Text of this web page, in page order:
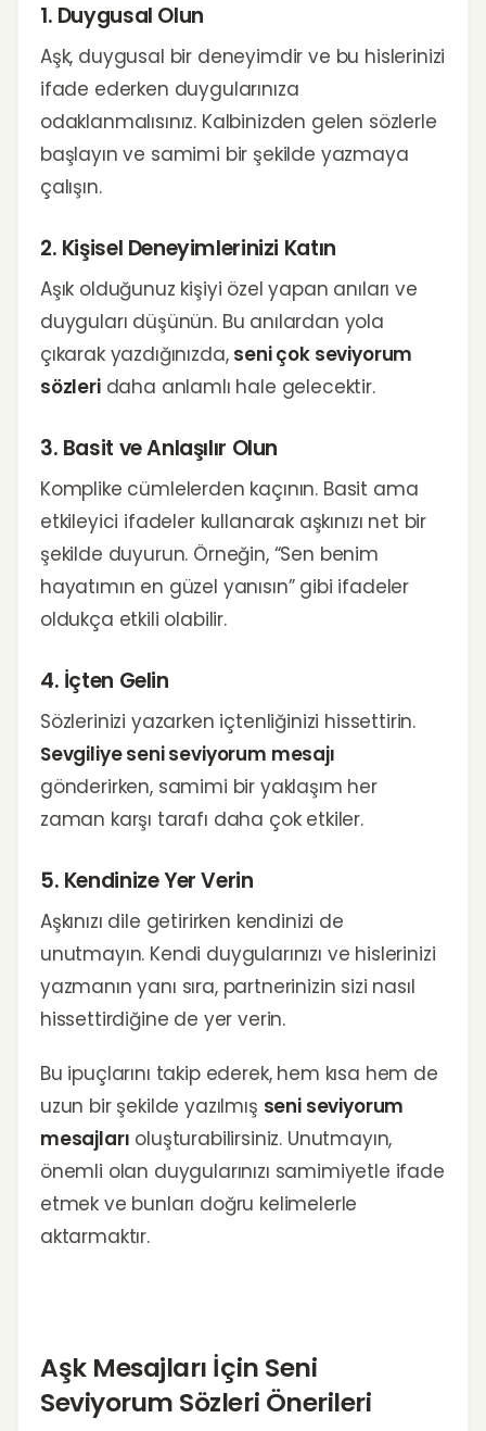
1. Duygusal Olun
Aşk, duygusal bir deneyimdir ve bu hislerinizi
ifade ederken duygularınıza
odaklanmalısınız. Kalbinizden gelen sözlerle
başlayın ve samimi bir şekilde yazmaya
çalışın.
2. Kişisel Deneyimlerinizi Katın
Aşık olduğunuz kişiyi özel yapan anıları ve
duyguları düşünün. Bu anılardan yola
çıkarak yazdığınızda, seni çok seviyorum
sözleridaha anlamlı hale gelecektir.
3. Basit ve Anlaşılır Olun
Komplike cümlelerden kaçının. Basit ama
etkileyici ifadeler kullanarak aşkınızı net bir
şekilde duyurun. Örneğin, “Sen benim
hayatımın en güzel yanısın” gibi ifadeler
oldukça etkili olabilir.
4. İçten Gelin
Sözlerinizi yazarken içtenliğinizi hissettirin.
Sevgiliye seni seviyorum mesajı
gönderirken, samimi bir yaklaşım her
zaman karşı tarafı daha çok etkiler.
5. Kendinize Yer Verin
Aşkınızı dile getirirken kendinizi de
unutmayın. Kendi duygularınızı ve hislerinizi
yazmanın yanı sıra, partnerinizin sizi nasıl
hissettirdiğine de yer verin.
Bu ipuçlarını takip ederek, hem kısa hem de
uzun bir şekilde yazılmış seni seviyorum
mesajları oluşturabilirsiniz. Unutmayın,
önemli olan duygularınızı samimiyetle ifade
etmek ve bunları doğru kelimelerle
aktarmaktır.
Aşk Mesajları İçin Seni
Seviyorum Sözleri Önerileri